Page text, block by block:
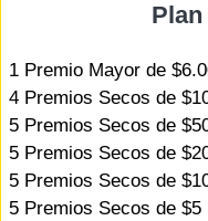
1 Premio Mayor de
4 Premios Secos de
5 Premios Secos de
5 Premios Secos de
5 Premios Secos de
5 Premios Secos de $5